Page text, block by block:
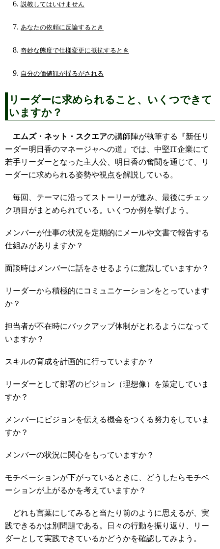
説教してはいけません
あなたの依頼に反論するとき
奇妙な態度で仕様変更に抵抗するとき
自分の価値観が揺るがされる
リーダーに求められること、いくつできて
いますか？
エムズ・ネット・スクエアの講師陣が執筆する『新任リ
ーダー明日香のマネージャへの道』では、中堅IT企業にて
若手リーダーとなった主人公、明日香の奮闘を通じて、リ
ーダーに求められる姿勢や視点を解説している。
毎回、テーマに沿ってストーリーが進み、最後にチェッ
ク項目がまとめられている。いくつか例を挙げよう。
メンバーが仕事の状況を定期的にメールや文書で報告する
仕組みがありますか？
面談時はメンバーに話をさせるように意識していますか？
リーダーから積極的にコミュニケーションをとっています
か？
担当者が不在時にバックアップ体制がとれるようになって
いますか？
スキルの育成を計画的に行っていますか？
リーダーとして部署のビジョン（理想像）を策定していま
すか？
メンバーにビジョンを伝える機会をつくる努力をしていま
すか？
メンバーの状況に関心をもっていますか？
モチベーションが下がっているときに、どうしたらモチベ
ーションが上がるかを考えていますか？
どれも言葉にしてみると当たり前のように思えるが、実
践できるかは別問題である。日々の行動を振り返り、リー
ダーとして実践できているかどうかを確認してみよう。